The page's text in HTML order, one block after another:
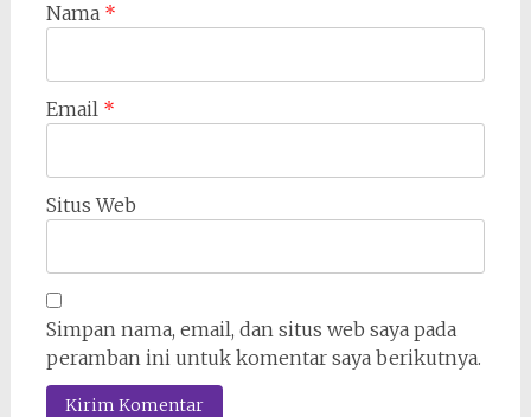
Nama *
Email *
Situs Web
Simpan nama, email, dan situs web saya pada
peramban ini untuk komentar saya berikutnya.